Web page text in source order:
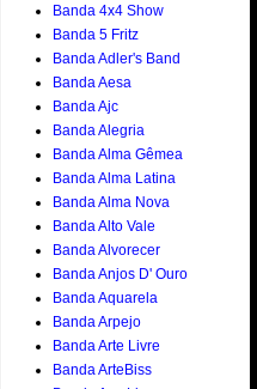
Banda 4x4 Show
Banda 5 Fritz
Banda Adler's Band
Banda Aesa
Banda Ajc
Banda Alegria
Banda Alma Gêmea
Banda Alma Latina
Banda Alma Nova
Banda Alto Vale
Banda Alvorecer
Banda Anjos D' Ouro
Banda Aquarela
Banda Arpejo
Banda Arte Livre
Banda ArteBiss